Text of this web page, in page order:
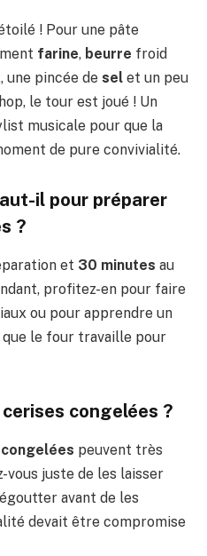
! Pour une pâte
farine, beurre froid
une pincée de sel et un peu
le tour est joué ! Un
musicale pour que la
de pure convivialité.
il pour préparer
?
et 30 minutes au
profitez-en pour faire
ou pour apprendre un
que le four travaille pour
congelées ?
peuvent très
vous juste de les laisser
avant de les
devait être compromise